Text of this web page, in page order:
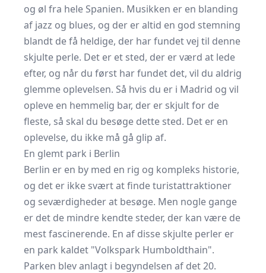
og øl fra hele Spanien. Musikken er en blanding
af jazz og blues, og der er altid en god stemning
blandt de få heldige, der har fundet vej til denne
skjulte perle. Det er et sted, der er værd at lede
efter, og når du først har fundet det, vil du aldrig
glemme oplevelsen. Så hvis du er i Madrid og vil
opleve en hemmelig bar, der er skjult for de
fleste, så skal du besøge dette sted. Det er en
oplevelse, du ikke må gå glip af.
En glemt park i Berlin
Berlin er en by med en rig og kompleks historie,
og det er ikke svært at finde turistattraktioner
og seværdigheder at besøge. Men nogle gange
er det de mindre kendte steder, der kan være de
mest fascinerende. En af disse skjulte perler er
en park kaldet "Volkspark Humboldthain".
Parken blev anlagt i begyndelsen af ​​det 20.